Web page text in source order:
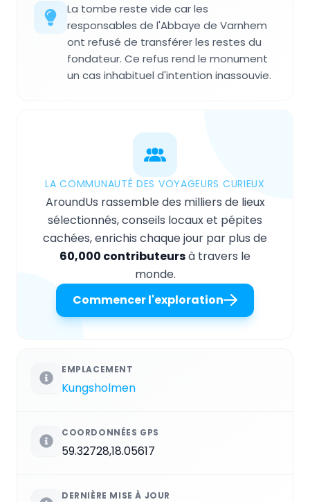
La tombe reste vide car les
responsables de l'Abbaye de Varnhem
ont refusé de transférer les restes du
fondateur. Ce refus rend le monument
un cas inhabituel d'intention inassouvie.
LA COMMUNAUTÉ DES VOYAGEURS CURIEUX
AroundUs rassemble des milliers de lieux
sélectionnés, conseils locaux et pépites
cachées, enrichis chaque jour par plus de
60,000 contributeursà travers le
monde.
Commencer l'exploration
EMPLACEMENT
Kungsholmen
COORDONNÉES GPS
59.32728,18.05617
DERNIÈRE MISE À JOUR